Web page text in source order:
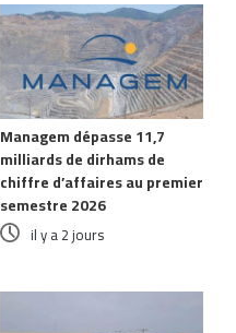
Managem dépasse 11,7
milliards de dirhams de
chiffre d’affaires au premier
semestre 2026
il y a 2 jours